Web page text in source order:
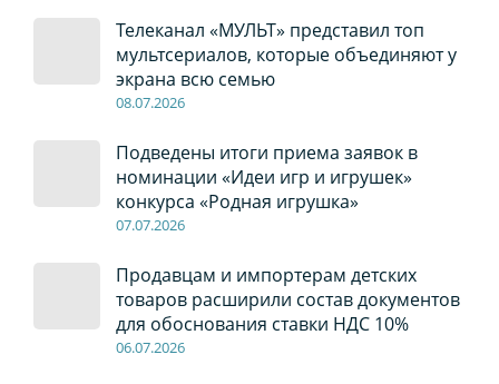
Телеканал «МУЛЬТ» представил топ
мультсериалов, которые объединяют у
экрана всю семью
08.07.2026
Подведены итоги приема заявок в
номинации «Идеи игр и игрушек»
конкурса «Родная игрушка»
07.07.2026
Продавцам и импортерам детских
товаров расширили состав документов
для обоснования ставки НДС 10%
06.07.2026